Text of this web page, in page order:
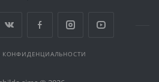
КОНФИДЕНЦИАЛЬНОСТИ